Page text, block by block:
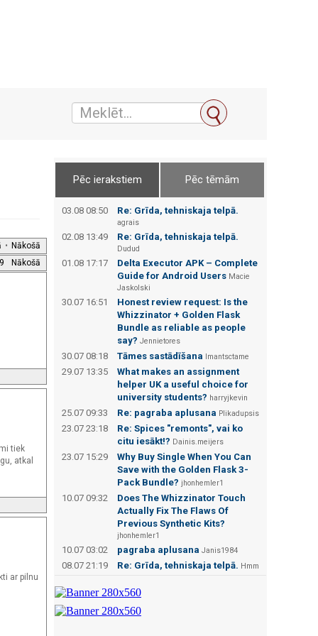
• Nākošā
9
Nākošā
tiek
atkal
ar pilnu
Pēc ierakstiem Pēc tēmām
03.08 08:50 Re: Grīda, tehniskaja telpā.
agrais
02.08 13:49 Re: Grīda, tehniskaja telpā.
Dudud
01.08 17:17
Delta Executor APK – Complete
Guide for Android Users Macie
Jaskolski
30.07 16:51
Honest review request: Is the
Whizzinator + Golden Flask
Bundle as reliable as people
say? Jennietores
30.07 08:18 Tāmes sastādīšana Imantsctame
29.07 13:35
What makes an assignment
helper UK a useful choice for
university students? harryjkevin
25.07 09:33 Re: pagraba aplusana Plikadupsis
23.07 23:18
Re: Spices "remonts", vai ko
citu iesākt!? Dainis.meijers
23.07 15:29
Why Buy Single When You Can
Save with the Golden Flask 3-
Pack Bundle? jhonhemler1
10.07 09:32
Does The Whizzinator Touch
Actually Fix The Flaws Of
Previous Synthetic Kits?
jhonhemler1
10.07 03:02 pagraba aplusana Janis1984
08.07 21:19 Re: Grīda, tehniskaja telpā. Hmm